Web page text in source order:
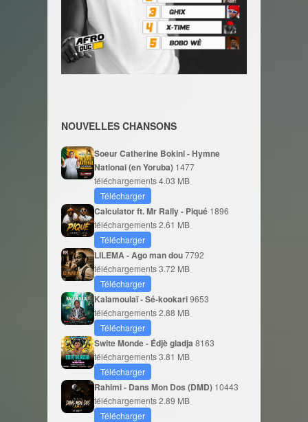
NOUVELLES CHANSONS
Soeur Catherine Bokini - Hymne
National (en Yoruba) 1477
téléchargements4.03 MB
Télécharger
Calculator ft. Mr Rally - Piqué 1896
téléchargements2.61 MB
Télécharger
LILEMA - Ago man dou7792
téléchargements3.72 MB
Télécharger
Kalamoulaï - Sé-kookari9653
téléchargements2.88 MB
Télécharger
Swite Monde - Édjè gladja 8163
téléchargements3.81 MB
Télécharger
Rahimi - Dans Mon Dos (DMD) 10443
téléchargements2.89 MB
Télécharger